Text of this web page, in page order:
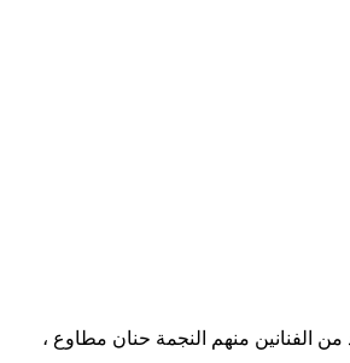
الفنانين منهم النجمة حنان مطاوع ،